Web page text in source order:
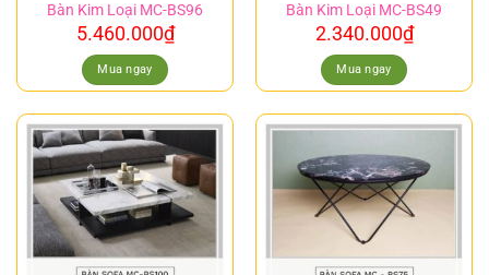
Bàn Kim Loại MC-BS96
5.460.000₫
Mua ngay
Bàn Kim Loại MC-BS49
2.340.000₫
Mua ngay